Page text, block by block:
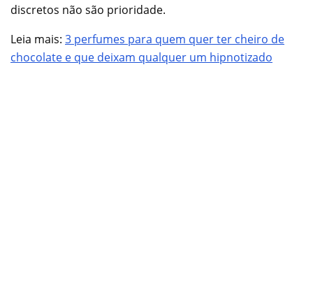
discretos não são prioridade.
Leia mais: 3 perfumes para quem quer ter cheiro de
chocolate e que deixam qualquer um hipnotizado